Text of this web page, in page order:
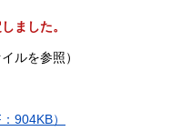
ました。
ルを参照）
904KB）